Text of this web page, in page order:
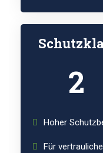
2
Hoher
Für